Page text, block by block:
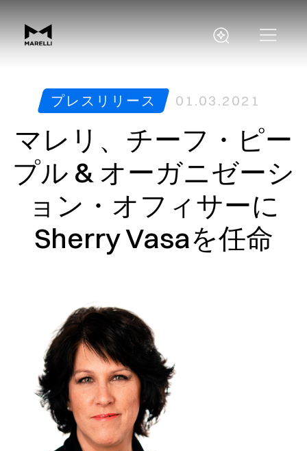
プレスリリース 01.03.2021
マレリ、チーフ・ピー
プル & オーガニゼーシ
ョン・オフィサーに
Sherry Vasaを任命